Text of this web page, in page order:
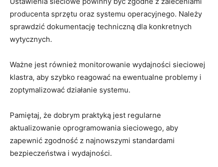
producenta sprzętu oraz ‍systemu⁤ operacyjnego.⁣ Należy
sprawdzić dokumentację ​techniczną dla konkretnych
wytycznych.
Ważne jest⁤ również monitorowanie wydajności ​sieciowej
klastra, aby szybko reagować na ewentualne ‍problemy i
zoptymalizować działanie systemu.
Pamiętaj, że dobrym praktyką jest ⁤regularne
‌aktualizowanie ⁢oprogramowania sieciowego, aby
zapewnić zgodność z najnowszymi standardami
bezpieczeństwa i wydajności.